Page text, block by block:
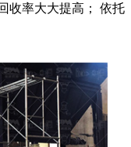
收率大大提高； 依托